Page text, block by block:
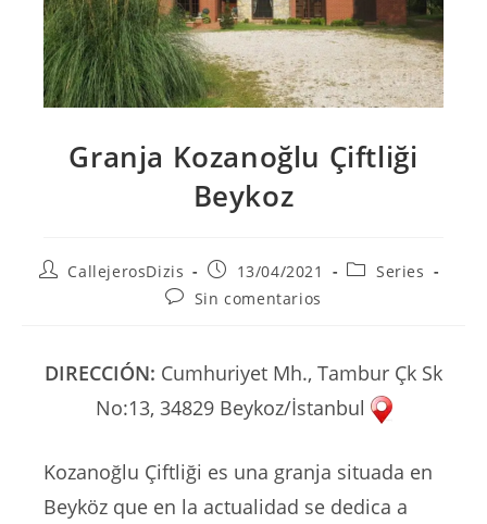
Granja Kozanoğlu Çiftliği
Beykoz
AutorCallejerosDizis
Publicación
la
13/04/2021
Categoría
Series
Comentarios
Sin comentarios
DIRECCIÓN: Cumhuriyet Mh., Tambur Çk Sk
No:13, 34829 Beykoz/İstanbul
Kozanoğlu Çiftliği es una granja situada en
Beyköz que en la actualidad se dedica a